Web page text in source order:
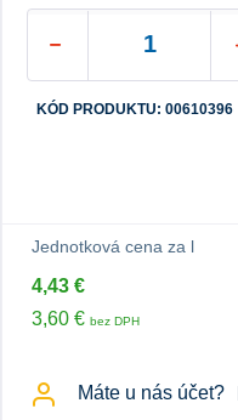
KÓD PRODUKTU: 00610396
Jednotková cena za l
4,43 €
3,60 € bez DPH
Máte u nás účet?